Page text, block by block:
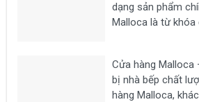
dạng sản phẩm
Malloca là từ
máy hút mùi, lò
Cửa hàng
bị nhà bếp chất
hàng Malloca,